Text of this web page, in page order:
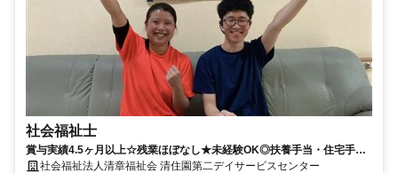
社会福祉士
賞与実績4.5ヶ月以上☆残業ほぼなし★未経験OK◎扶養手当・住宅手当
あり◇教育体制が整っているので、未経験の方も安心！【姫路市・姫路
社会福祉法人清章福祉会 清住園第二デイサービスセンター